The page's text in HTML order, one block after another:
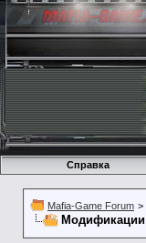
Справка
Mafia-Game Forum >
Модификации